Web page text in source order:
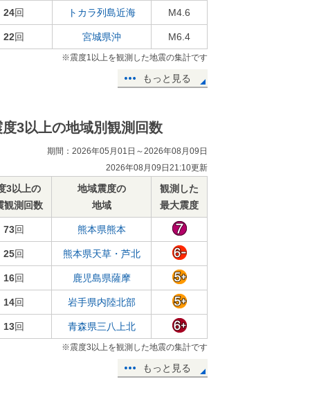
24回 トカラ列島近海 M4.6
22回 宮城県沖 M6.4
※震度1以上を観測した地震の集計です
もっと見る
度3以上の地域別観測回数
期間：2026年05月01日～2026年08月09日
2026年08月09日21:10更新
3以上の
観測回数
地域震度の
地域
観測した
最大震度
73回 熊本県熊本
25回 熊本県天草・芦北
16回 鹿児島県薩摩
14回 岩手県内陸北部
13回 青森県三八上北
※震度3以上を観測した地震の集計です
もっと見る